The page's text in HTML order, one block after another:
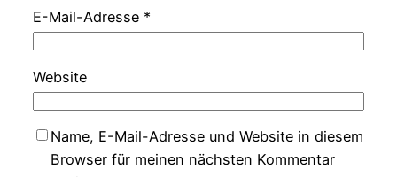
E-Mail-Adresse *
Website
Name, E-Mail-Adresse und Website in diesem
Browser für meinen nächsten Kommentar